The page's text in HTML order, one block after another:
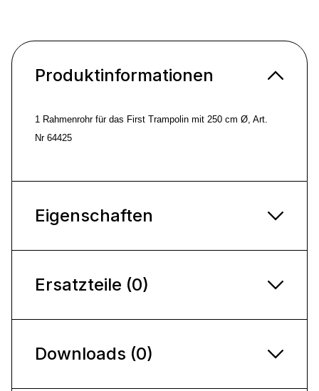
Produktinformationen
1 Rahmenrohr für das First Trampolin mit 250 cm Ø, Art.
Nr 64425
Eigenschaften
Ersatzteile (0)
Downloads (0)